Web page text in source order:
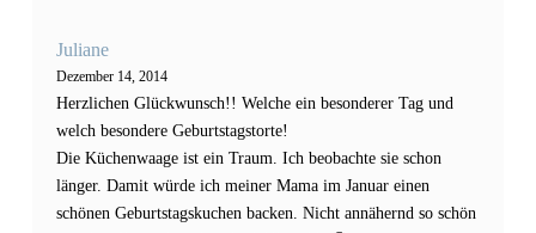
Juliane
Dezember 14, 2014
Herzlichen Glückwunsch!! Welche ein besonderer Tag und
welch besondere Geburtstagstorte!
Die Küchenwaage ist ein Traum. Ich beobachte sie schon
länger. Damit würde ich meiner Mama im Januar einen
schönen Geburtstagskuchen backen. Nicht annähernd so schön